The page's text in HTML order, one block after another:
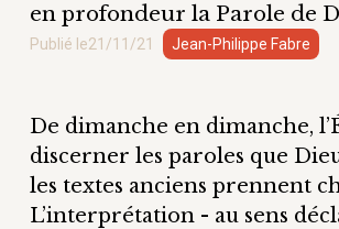
en profondeur la Parole de
Publié le21/11/21 Jean-Philippe Fabre
De dimanche en dimanche,
discerner les paroles que
les textes anciens prennent
L’interprétation - au sens